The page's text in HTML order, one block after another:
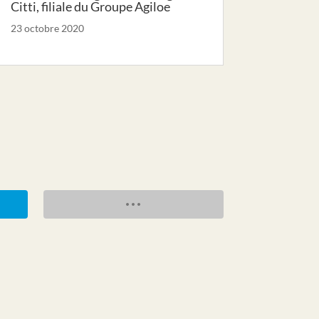
Citti, filiale du Groupe Agiloe
23 octobre 2020